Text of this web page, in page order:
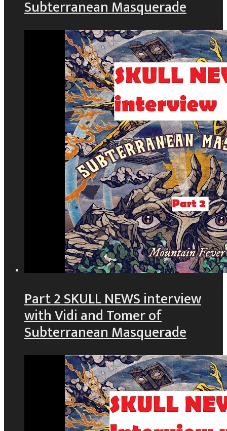
Subterranean Masquerade
Part 2 SKULL NEWS interview
with Vidi and Tomer of
Subterranean Masquerade